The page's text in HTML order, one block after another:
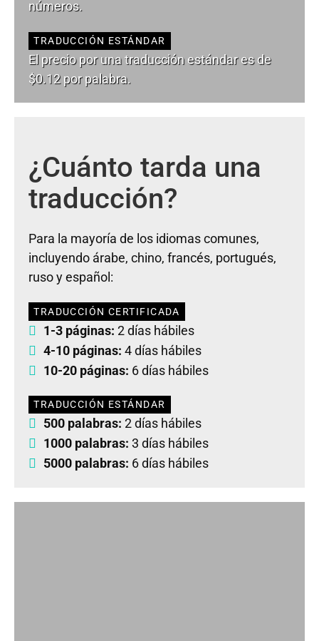
números.
TRADUCCIÓN ESTÁNDAR
El precio por una traducción estándar es de
$0.12 por palabra.
¿Cuánto tarda una
traducción?
Para la mayoría de los idiomas comunes,
incluyendo árabe, chino, francés, portugués,
ruso y español:
TRADUCCIÓN CERTIFICADA
1-3 páginas: 2 días hábiles
4-10 páginas: 4 días hábiles
10-20 páginas: 6 días hábiles
TRADUCCIÓN ESTÁNDAR
500 palabras: 2 días hábiles
1000 palabras: 3 días hábiles
5000 palabras: 6 días hábiles